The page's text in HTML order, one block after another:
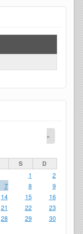
»
S D
1
2
7 8
9
14 15
16
21 22
23
28 29
30